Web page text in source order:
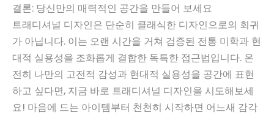
결론: 당신만의 매력적인 공간을 만들어 보세요
트래디셔널 디자인은 단순히 클래식한 디자인으로의 회귀
가 아닙니다. 이는 오랜 시간을 거쳐 검증된 전통 미학과 현
대적 실용성을 조화롭게 결합한 독특한 접근법입니다. 온
전히 나만의 고전적 감성과 현대적 실용성을 공간에 표현
하고 싶다면, 지금 바로 트래디셔널 디자인을 시도해보세
요! 마음에 드는 아이템부터 천천히 시작하면 어느새 감각